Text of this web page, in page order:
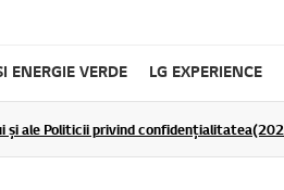
ENERGIE VERDE LG EXPERIENCE
și ale Politicii privind